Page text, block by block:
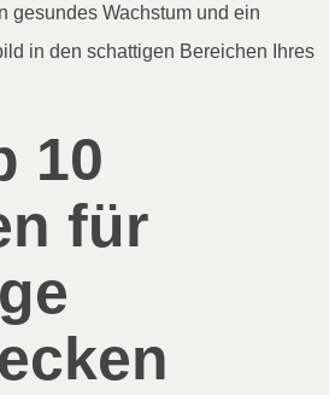
gesundes Wachstum und ein
in den schattigen Bereichen Ihres
10
für